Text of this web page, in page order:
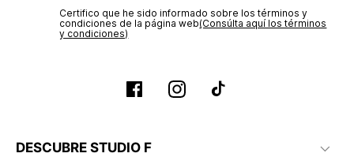
Certifico que he sido informado sobre los términos y
condiciones de la página web‎(Consúlta aquí los términos
y condiciones)
DESCUBRE STUDIO F